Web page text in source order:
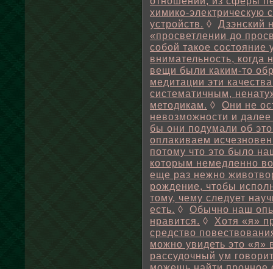
химико-электрическую
устройств. ◊ Дзэнский
«просветлении до
собой такое состояние
внимательность, когда
вещи были каким-то
медитации эти
систематичным,
методикам. ◊ Они не
невозможности и
бы они подумали об
оплакиваем
потому что это было
которым немедленно
еще раз нежно
рождение, чтобы
тому, чему следует
есть. ◊ Обычно наш
нравится. ◊ Хотя «я»
средство
можно увидеть это
рассудочный ум